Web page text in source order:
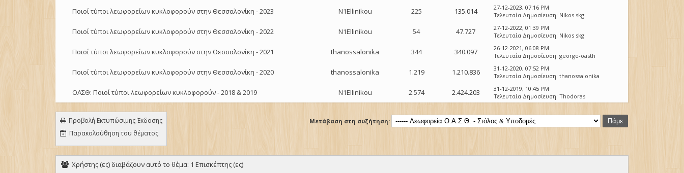
Ποιοί τύποι λεωφορείων κυκλοφορούν στην Θεσσαλονίκη - 2023 N1Ellinikou 225 135.014
27-12-2023, 07:16 PM
Τελευταία Δημοσίευση: Nikos skg
Ποιοί τύποι λεωφορείων κυκλοφορούν στην Θεσσαλονίκη - 2022 N1Ellinikou 54 47.727
27-12-2022, 01:39 PM
Τελευταία Δημοσίευση: Nikos skg
Ποιοί τύποι λεωφορείων κυκλοφορούν στην Θεσσαλονίκη - 2021 thanossalonika 344 340.097
26-12-2021, 06:08 PM
Τελευταία Δημοσίευση:george-oasth
Ποιοί τύποι λεωφορείων κυκλοφορούν στην Θεσσαλονίκη - 2020 thanossalonika 1.219 1.210.836
31-12-2020, 07:52 PM
Τελευταία Δημοσίευση:thanossalonika
ΟΑΣΘ: Ποιοί τύποι λεωφορείων κυκλοφορούν - 2018 & 2019 N1Ellinikou 2.574 2.424.203
31-12-2019, 10:45 PM
Τελευταία Δημοσίευση:Thodoras
Προβολή Εκτυπώσιμης Έκδοσης
Παρακολούθηση του θέματος
Μετάβαση στη συζήτηση:
Χρήστης (ες) διαβάζουν αυτό το θέμα: 1 Επισκέπτης (ες)